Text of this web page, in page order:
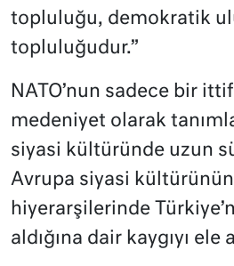
topluluğu, demokratik
topluluğudur.”
NATO’nun sadece bir
medeniyet olarak
siyasi kültüründe uzun
Avrupa siyasi
hiyerarşilerinde
aldığına dair kaygıyı ele